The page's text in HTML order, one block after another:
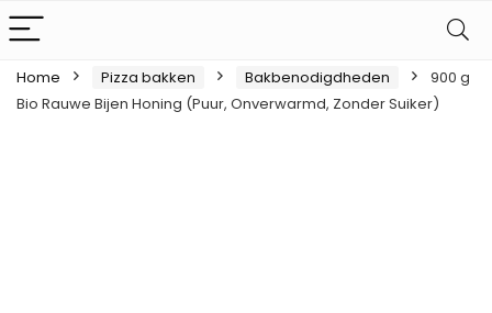
Home Pizza bakken Bakbenodigdheden
900 g
Bio Rauwe Bijen Honing (Puur, Onverwarmd, Zonder Suiker)